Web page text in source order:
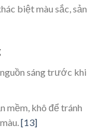
biệt màu sắc, sản
sáng trước khi
mềm, khô để tránh
[13]